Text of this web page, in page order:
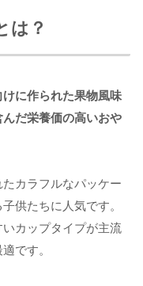
は？
に作られた果物風味
だ栄養価の高いおや
カラフルなパッケー
供たちに人気です。
カップタイプが主流
です。